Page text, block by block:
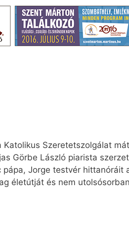
Szeretetszolgálat
Görbe László piarista
Jorge testvér
életútját és nem